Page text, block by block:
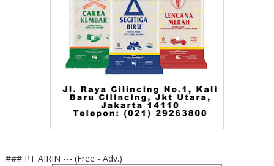
### PT AIRIN --- (Free - Adv.)